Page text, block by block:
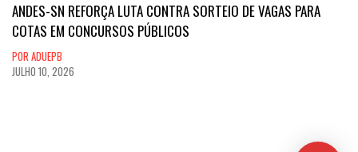
ANDES-SN REFORÇA LUTA CONTRA SORTEIO DE VAGAS PARA
COTAS EM CONCURSOS PÚBLICOS
POR ADUEPB
JULHO 10, 2026